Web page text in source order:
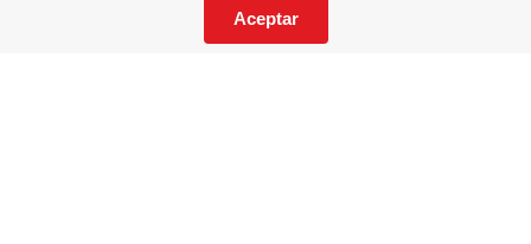
Aceptar
Suscríbete a nuestro Catalogo